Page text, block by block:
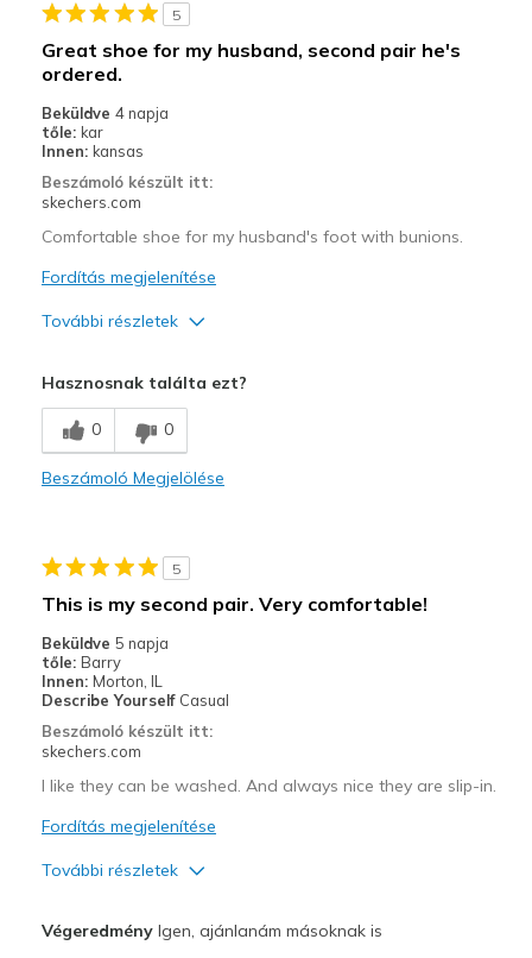
Sizing
Feels true to size
5
Great shoe for my husband, second pair he's
ordered.
Beküldve 4 napja
tőle: kar
Innen: kansas
Beszámoló készült itt:
skechers.com
Comfortable shoe for my husband's foot with bunions.
Fordítás megjelenítése
További részletek
Breathe Well
Comfortable
Stylish
Legjobb használat
Casual Wear
Going Out
Travel
Sizing
Feels true to size
Hasznosnak találta ezt?
0 0
Beszámoló Megjelölése
5
This is my second pair. Very comfortable!
Beküldve 5 napja
tőle: Barry
Innen: Morton, IL
Describe Yourself Casual
Beszámoló készült itt:
skechers.com
I like they can be washed. And always nice they are slip-in.
Fordítás megjelenítése
További részletek
VégeredményIgen, ajánlanám másoknak is